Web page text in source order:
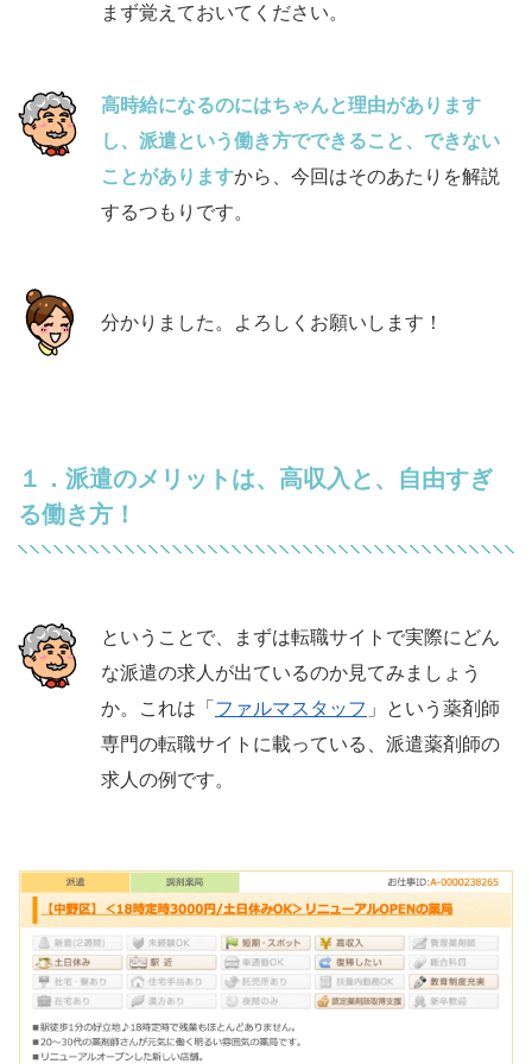
まず覚えておいてください。
高時給になるのにはちゃんと理由があります
し、派遣という働き方でできること、できない
ことがありますから、今回はそのあたりを解説
するつもりです。
分かりました。よろしくお願いします！
１．派遣のメリットは、高収入と、自由すぎ
る働き方！
ということで、まずは転職サイトで実際にどん
な派遣の求人が出ているのか見てみましょう
か。これは「 ファルマスタッフ 」という薬剤師
専門の転職サイトに載っている、派遣薬剤師の
求人の例です。